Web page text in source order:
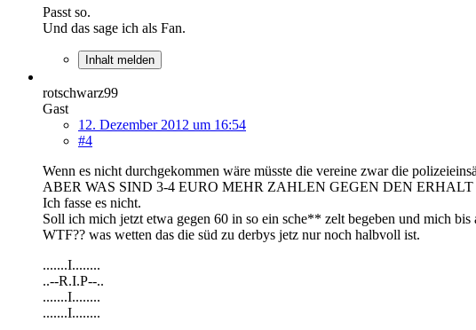
Passt so.
Und das sage ich als Fan.
Inhalt melden
rotschwarz99
Gast
12. Dezember 2012 um 16:54
#4
Wenn es nicht durchgekommen wäre müsste die vereine zwar die
ABER WAS SIND 3-4 EURO MEHR ZAHLEN GEGEN DEN
Ich fasse es nicht.
Soll ich mich jetzt etwa gegen 60 in so ein sche** zelt begeben und mich bis
WTF?? was wetten das die süd zu derbys jetz nur noch halbvoll ist.
.......I........
..--R.I.P--..
.......I........
.......I........